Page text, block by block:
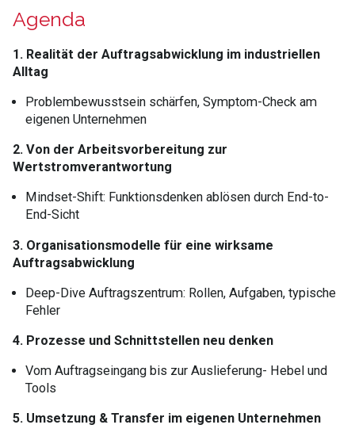
Agenda
1. Realität der Auftragsabwicklung im industriellen
Alltag
Problembewusstsein schärfen, Symptom-Check am
eigenen Unternehmen
2. Von der Arbeitsvorbereitung zur
Wertstromverantwortung
Mindset-Shift: Funktionsdenken ablösen durch End-to-
End-Sicht
3. Organisationsmodelle für eine wirksame
Auftragsabwicklung
Deep-Dive Auftragszentrum: Rollen, Aufgaben, typische
Fehler
4. Prozesse und Schnittstellen neu denken
Vom Auftragseingang bis zur Auslieferung- Hebel und
Tools
5. Umsetzung & Transfer im eigenen Unternehmen